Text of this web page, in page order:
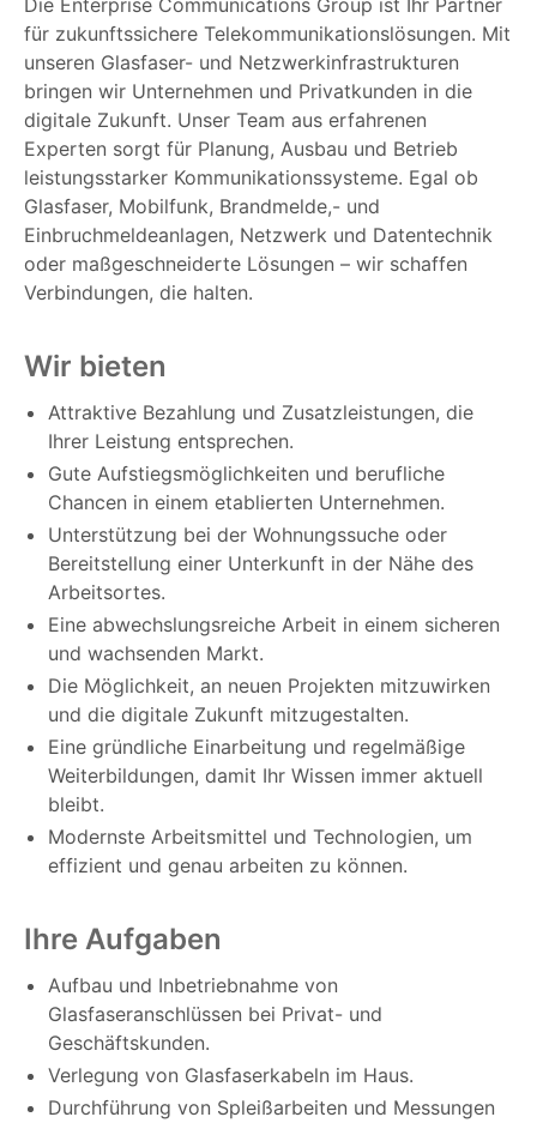
Die Enterprise Communications Group ist Ihr Partner
für zukunftssichere Telekommunikationslösungen. Mit
unseren Glasfaser- und Netzwerkinfrastrukturen
bringen wir Unternehmen und Privatkunden in die
digitale Zukunft. Unser Team aus erfahrenen
Experten sorgt für Planung, Ausbau und Betrieb
leistungsstarker Kommunikationssysteme. Egal ob
Glasfaser, Mobilfunk, Brandmelde,- und
Einbruchmeldeanlagen, Netzwerk und Datentechnik
oder maßgeschneiderte Lösungen – wir schaffen
Verbindungen, die halten.
Wir bieten
Attraktive Bezahlung und Zusatzleistungen, die
Ihrer Leistung entsprechen.
Gute Aufstiegsmöglichkeiten und berufliche
Chancen in einem etablierten Unternehmen.
Unterstützung bei der Wohnungssuche oder
Bereitstellung einer Unterkunft in der Nähe des
Arbeitsortes.
Eine abwechslungsreiche Arbeit in einem sicheren
und wachsenden Markt.
Die Möglichkeit, an neuen Projekten mitzuwirken
und die digitale Zukunft mitzugestalten.
Eine gründliche Einarbeitung und regelmäßige
Weiterbildungen, damit Ihr Wissen immer aktuell
bleibt.
Modernste Arbeitsmittel und Technologien, um
effizient und genau arbeiten zu können.
Ihre Aufgaben
Aufbau und Inbetriebnahme von
Glasfaseranschlüssen bei Privat- und
Geschäftskunden.
Verlegung von Glasfaserkabeln im Haus.
Durchführung von Spleißarbeiten und Messungen